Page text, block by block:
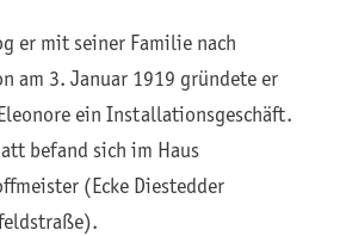
er mit seiner Familie nach
am 3. Januar 1919 gründete er
ein Installationsgeschäft.
befand sich im Haus
(Ecke Diestedder